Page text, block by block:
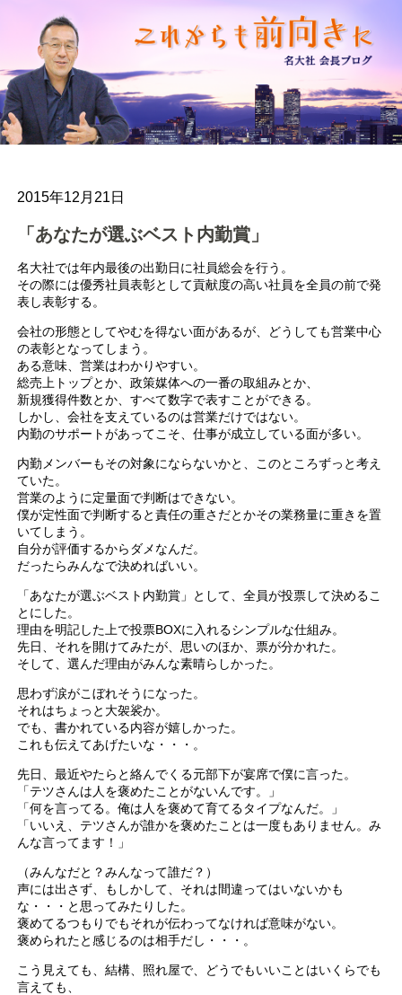
2015年12月21日
「あなたが選ぶベスト内勤賞」
名大社では年内最後の出勤日に社員総会を行う。
その際には優秀社員表彰として貢献度の高い社員を全員の前で発
表し表彰する。
会社の形態としてやむを得ない面があるが、どうしても営業中心
の表彰となってしまう。
ある意味、営業はわかりやすい。
総売上トップとか、政策媒体への一番の取組みとか、
新規獲得件数とか、すべて数字で表すことができる。
しかし、会社を支えているのは営業だけではない。
内勤のサポートがあってこそ、仕事が成立している面が多い。
内勤メンバーもその対象にならないかと、このところずっと考え
ていた。
営業のように定量面で判断はできない。
僕が定性面で判断すると責任の重さだとかその業務量に重きを置
いてしまう。
自分が評価するからダメなんだ。
だったらみんなで決めればいい。
「あなたが選ぶベスト内勤賞」として、全員が投票して決めるこ
とにした。
理由を明記した上で投票BOXに入れるシンプルな仕組み。
先日、それを開けてみたが、思いのほか、票が分かれた。
そして、選んだ理由がみんな素晴らしかった。
思わず涙がこぼれそうになった。
それはちょっと大袈裟か。
でも、書かれている内容が嬉しかった。
これも伝えてあげたいな・・・。
先日、最近やたらと絡んでくる元部下が宴席で僕に言った。
「テツさんは人を褒めたことがないんです。」
「何を言ってる。俺は人を褒めて育てるタイプなんだ。」
「いいえ、テツさんが誰かを褒めたことは一度もありません。み
んな言ってます！」
（みんなだと？みんなって誰だ？）
声には出さず、もしかして、それは間違ってはいないかも
な・・・と思ってみたりした。
褒めてるつもりでもそれが伝わってなければ意味がない。
褒められたと感じるのは相手だし・・・。
こう見えても、結構、照れ屋で、どうでもいいことはいくらでも
言えても、